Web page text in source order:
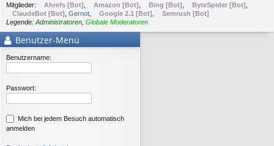
Mitglieder: Ahrefs [Bot] Amazon [Bot] Bing [Bot] ByteSpider [Bot]
ClaudeBot [Bot] Gernot Google 2.1 [Bot]
Semrush [Bot]
Legende: Administratoren Globale Moderatoren
Benutzer-Menü
Benutzername:
Passwort:
Mich bei jedem Besuch automatisch
anmelden